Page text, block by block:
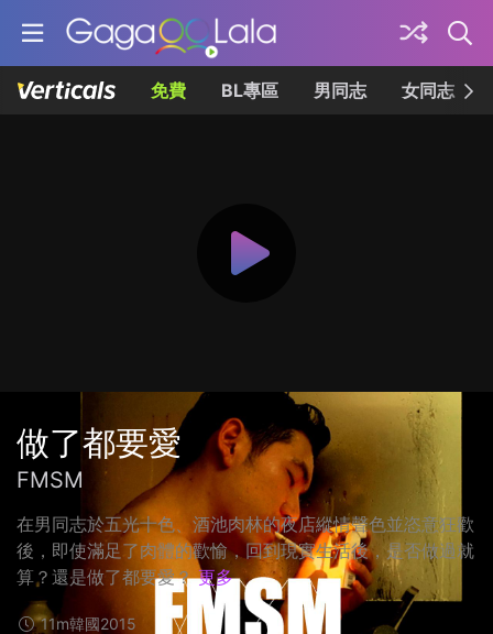
免費 BL專區 男同志 女同志
做了都要愛
FMSM
在男同志於五光十色、酒池肉林的夜店縱情聲色並恣意狂歡
後，即使滿足了肉體的歡愉，回到現實生活後，是否做過就
算？還是做了都要愛？ 更多
11m韓國2015